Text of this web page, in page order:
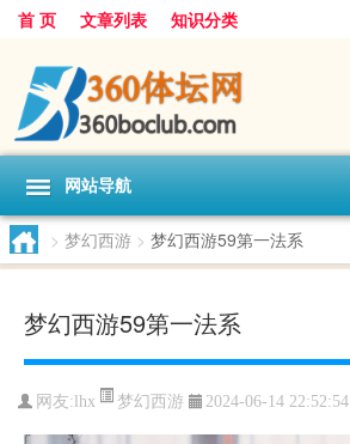
首 页 文章列表 知识分类
网站导航
> 梦幻西游 > 梦幻西游59第一法系
梦幻西游59第一法系
网友: lhx 梦幻西游 2024-06-14 22:52:54